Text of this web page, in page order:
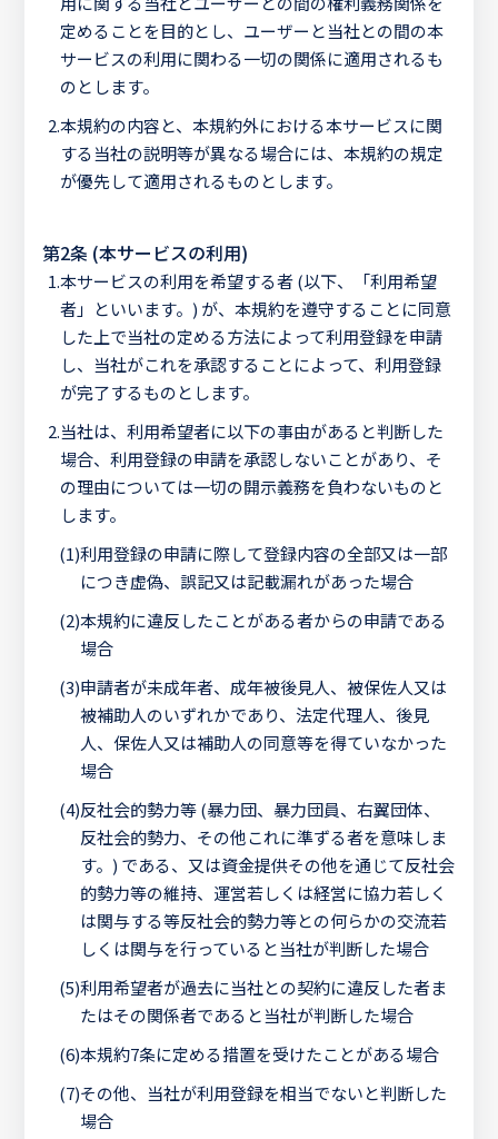
定めることを目的とし、ユーザーと当社との間の本
サービスの利用に関わる一切の関係に適用されるも
のとします。
2.本規約の内容と、本規約外における本サービスに関
する当社の説明等が異なる場合には、本規約の規定
が優先して適用されるものとします。
第2条 (本サービスの利用)
1.本サービスの利用を希望する者 (以下、「利用希望
者」といいます。) が、本規約を遵守することに同意
した上で当社の定める方法によって利用登録を申請
し、当社がこれを承認することによって、利用登録
が完了するものとします。
2.当社は、利用希望者に以下の事由があると判断した
場合、利用登録の申請を承認しないことがあり、そ
の理由については一切の開示義務を負わないものと
します。
(1)利用登録の申請に際して登録内容の全部又は一部
につき虚偽、誤記又は記載漏れがあった場合
(2)本規約に違反したことがある者からの申請である
場合
(3)申請者が未成年者、成年被後見人、被保佐人又は
被補助人のいずれかであり、法定代理人、後見
人、保佐人又は補助人の同意等を得ていなかった
場合
(4)反社会的勢力等 (暴力団、暴力団員、右翼団体、
反社会的勢力、その他これに準ずる者を意味しま
す。) である、又は資金提供その他を通じて反社会
的勢力等の維持、運営若しくは経営に協力若しく
は関与する等反社会的勢力等との何らかの交流若
しくは関与を行っていると当社が判断した場合
(5)利用希望者が過去に当社との契約に違反した者ま
たはその関係者であると当社が判断した場合
(6)本規約7条に定める措置を受けたことがある場合
(7)その他、当社が利用登録を相当でないと判断した
場合